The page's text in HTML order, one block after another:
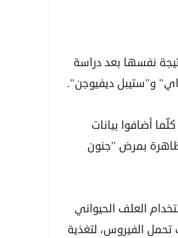
نفسها بعد دراسة
اي" و"ستيبل ديفيوجن".
أضافوا بيانات
بمرض "جنون
العلف الحيواني
تحمل الفيروس، لتغذية